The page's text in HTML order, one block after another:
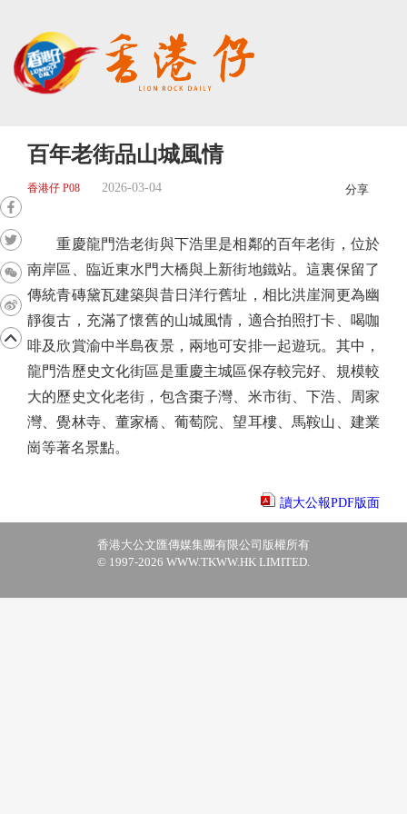
百年老街品山城風情
香港仔 P08 2026-03-04 分享
重慶龍門浩老街與下浩里是相鄰的百年老街，位於
南岸區、臨近東水門大橋與上新街地鐵站。這裏保留了
傳統青磚黛瓦建築與昔日洋行舊址，相比洪崖洞更為幽
靜復古，充滿了懷舊的山城風情，適合拍照打卡、喝咖
啡及欣賞渝中半島夜景，兩地可安排一起遊玩。其中，
龍門浩歷史文化街區是重慶主城區保存較完好、規模較
大的歷史文化老街，包含棗子灣、米市街、下浩、周家
灣、覺林寺、董家橋、葡萄院、望耳樓、馬鞍山、建業
崗等著名景點。
讀大公報PDF版面
香港大公文匯傳媒集團有限公司版權所有
© 1997-2026 WWW.TKWW.HK LIMITED.